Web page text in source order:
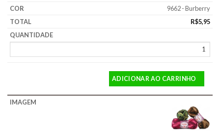
9662 - Burberry
R$5,95
ADICIONAR AO CARRINHO